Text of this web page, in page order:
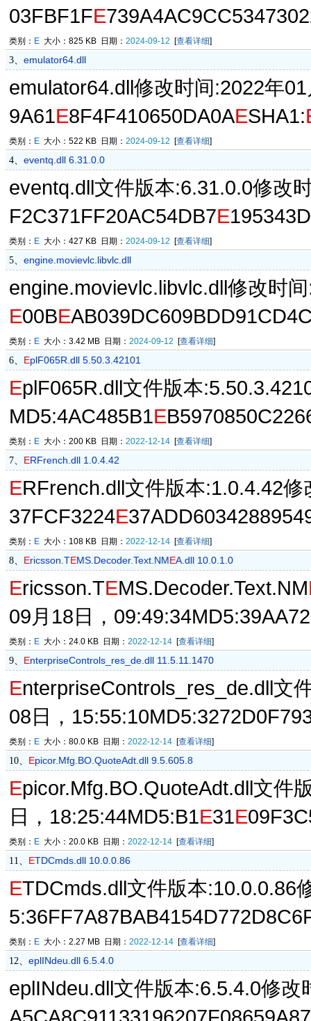
03FBF1FE
类别： E 大小：825 KB 日期： 2024-09-12 [查看详细]
3、 emulator64.dll
emulator64.dll修改时间:2022年
9A61E8F4F410650DA0AESHA1:
类别： E 大小：522 KB 日期： 2024-09-12 [查看详细]
4、 eventq.dll 6.31.0.0
eventq.dll文件版本:6.31.0.0修改
F2C371FF20AC54DB7E
类别： E 大小：427 KB 日期： 2024-09-12 [查看详细]
5、 engine.movievlc.libvlc.dll
engine.movievlc.libvlc.dll修改时
E00BE
类别： E 大小：3.42 MB 日期： 2024-09-12 [查看详细]
6、 EplF065R.dll 5.50.3.42101
EplF065R.dll文件版本
MD5:4AC485B1E
类别： E 大小：200 KB 日期： 2022-12-14 [查看详细]
7、 ERFrench.dll 1.0.4.42
ERFrench.dll文件版本:1.0.4.42
37FCF3224E
类别： E 大小：108 KB 日期： 2022-12-14 [查看详细]
8、 Ericsson.TEMS.Decoder.Text.NMEA.dll 10.0.1.0
Ericsson.TEMS.Decoder.Text.NM
09月18日，
类别： E 大小：24.0 KB 日期： 2022-12-14 [查看详细]
9、 EnterpriseControls_res_de.dll 11.5.11.1470
EnterpriseControls_res_de.dll文
08日，
类别： E 大小：80.0 KB 日期： 2022-12-14 [查看详细]
10、 Epicor.Mfg.BO.QuoteAdt.dll 9.5.605.8
Epicor.Mfg.BO.QuoteAdt.dll文件
日，18:25:44MD5:B1E31E
类别： E 大小：20.0 KB 日期： 2022-12-14 [查看详细]
11、 ETDCmds.dll 10.0.0.86
ETDCmds.dll文件版本:10.0.0.86
类别： E 大小：2.27 MB 日期： 2022-12-14 [查看详细]
12、 eplINdeu.dll 6.5.4.0
eplINdeu.dll文件版本:6.5.4.0修